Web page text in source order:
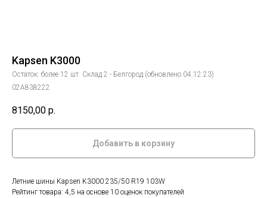
Kapsen K3000
Остаток: более 12 шт. Склад 2 - Белгород (обновлено 04.12.23)
02А838222
8150,00 р.
Добавить в корзину
Летние шины Kapsen K3000 235/50 R19 103W
Рейтинг товара: 4,5 на основе 10 оценок покупателей